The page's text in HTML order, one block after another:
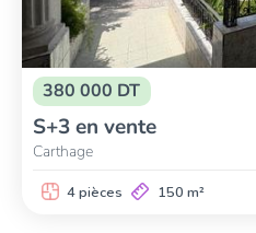
380 000 DT
S+3 en vente
Carthage
4 pièces 150 m²